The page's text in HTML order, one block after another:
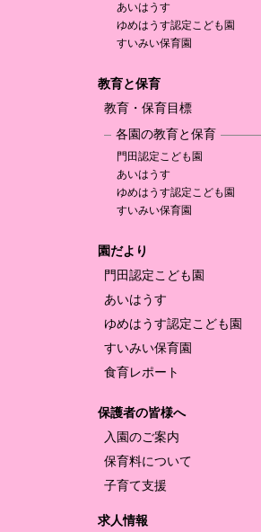
あいはうす
ゆめはうす認定こども園
すいみい保育園
教育と保育
教育・保育目標
各園の教育と保育
門田認定こども園
あいはうす
ゆめはうす認定こども園
すいみい保育園
園だより
門田認定こども園
あいはうす
ゆめはうす認定こども園
すいみい保育園
食育レポート
保護者の皆様へ
入園のご案内
保育料について
子育て支援
求人情報